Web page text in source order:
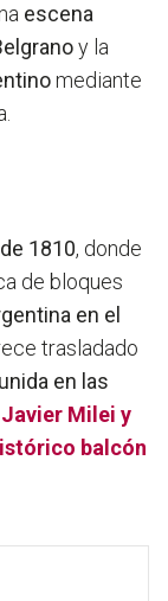
escena
y la
mediante
1810, donde
de bloques
en el
trasladado
en las
Milei y
balcón